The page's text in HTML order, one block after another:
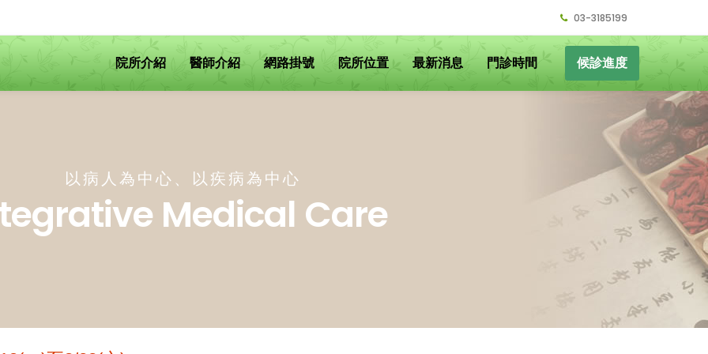
03-3185199
院所介紹 醫師介紹 網路掛號 院所位置 最新消息 門診時間 候診進度
以病人為中心、以疾病為中心
Medical Care